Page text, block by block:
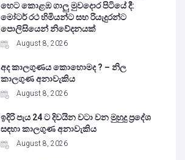
හෙට කොළඹ ගාලු මුවදොර පිටියේ දී:
මෝටර් රථ හිමියන්ට සහ රියැදුරන්ට
පොලිසියෙන් නිවේදනයක්
August 8, 2026
අද කාලගුණය කොහොමද ? – නිල
කාලගුණ අනාවැකිය
August 8, 2026
ඉදිරි පැය 24 ට දිවයින වටා වන මුහුදු ප්‍රදේශ
සඳහා කාලගුණ අනාවැකිය
August 8, 2026